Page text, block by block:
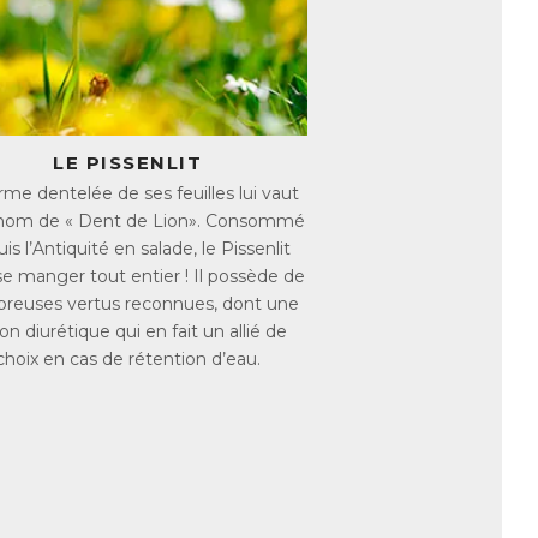
d’en consommer de grandes
scientifiques ont montré que
les triglycérides et le mauvais
de surpoids. Du fait de sa richesse
idéal pour lutter contre la rétention
urinaire, et dont l’action
LE PISSENLIT
dentelée de ses feuilles lui vaut
de « Dent de Lion». Consommé
l’Antiquité en salade, le Pissenlit
manger tout entier ! Il possède de
vertus reconnues, dont une
diurétique qui en fait un allié de
en cas de rétention d’eau.